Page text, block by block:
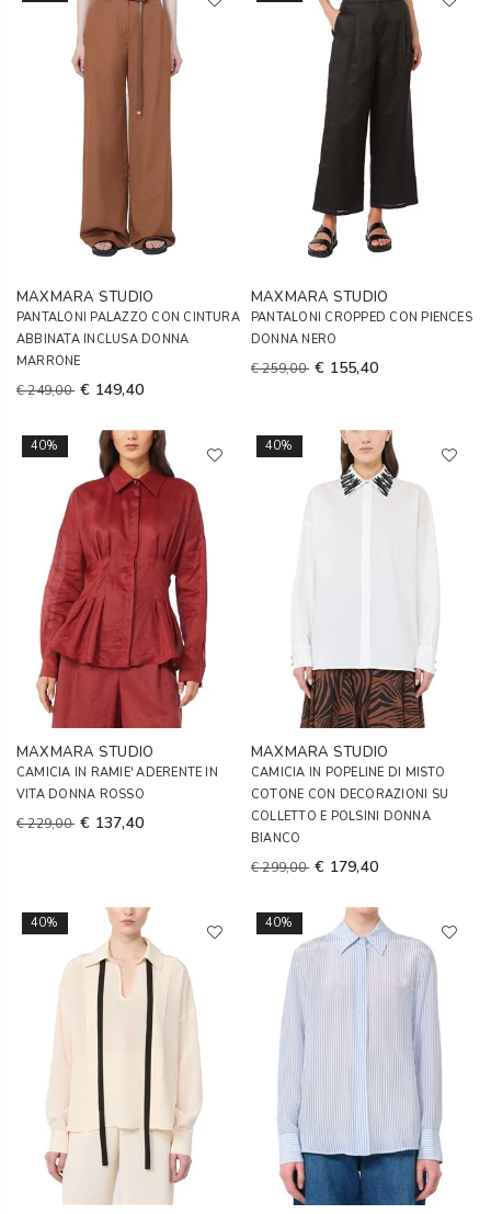
MAXMARA STUDIO
PANTALONI PALAZZO CON CINTURA
ABBINATA INCLUSA DONNA
MARRONE
€ 249,00 € 149,40
MAXMARA STUDIO
PANTALONI CROPPED CON PIENCES
DONNA NERO
€ 259,00 € 155,40
40%
MAXMARA STUDIO
CAMICIA IN RAMIE' ADERENTE IN
VITA DONNA ROSSO
€ 229,00 € 137,40
40%
MAXMARA STUDIO
CAMICIA IN POPELINE DI MISTO
COTONE CON DECORAZIONI SU
COLLETTO E POLSINI DONNA
BIANCO
€ 299,00 € 179,40
40% 40%